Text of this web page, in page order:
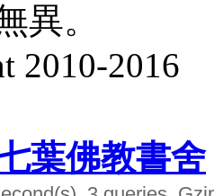
異。
2010-2016
葉佛教書舍